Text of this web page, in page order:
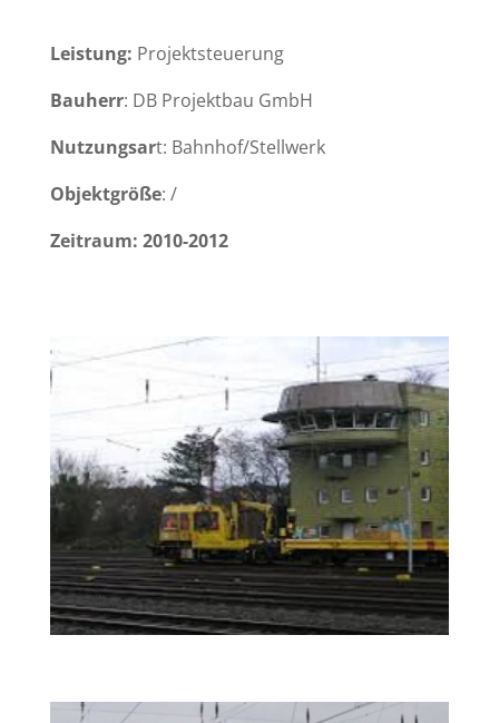
Leistung: Projektsteuerung
Bauherr: DB Projektbau GmbH
Nutzungsart: Bahnhof/Stellwerk
Objektgröße: /
Zeitraum: 2010-2012